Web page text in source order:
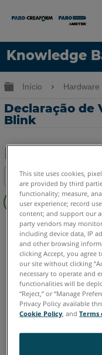
Knowledge
Idioma
Expandir/
Início Hardware
Declaração de
Blink
Salvar
como
PDF
Índice
Visão
geral
Scanner a laser
Alemão Chinês
Italiano Japonês
This site uses cookies,
are provided by third
functionality; measure,
user experience; record
content; and support our
party vendors may
including device data, IP
and other browsing
clicking Accept, you
our site without clicking
necessary to operate and
functionalities will be
“Reject,” or “Manage
Privacy Policy available
Cookie Policy , andTerms